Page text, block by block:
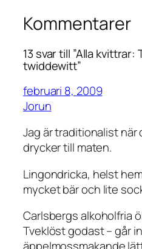
Kommentarer
13 svar till ”Alla
twiddewitt”
februari 8, 2009
Jorun
Jag är traditionalist när
drycker till maten.
Lingondricka, helst
mycket bär och lite
Carlsbergs alkoholfria
Tveklöst godast – går